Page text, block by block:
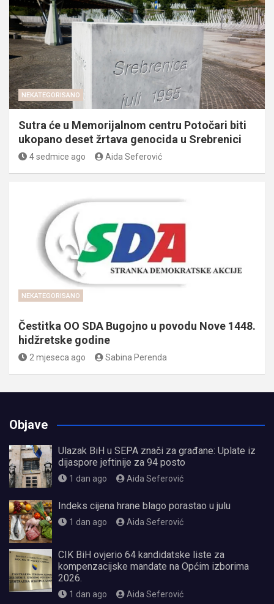
NEKATEGORISANO
Sutra će u Memorijalnom centru Potočari biti
ukopano deset žrtava genocida u Srebrenici
4 sedmice ago Aida Seferović
NEKATEGORISANO
Čestitka OO SDA Bugojno u povodu Nove 1448.
hidžretske godine
2 mjeseca ago Sabina Perenda
Objave
Ulazak BiH u SEPA znači za građane: Uplate iz
dijaspore jeftinije za 94 posto
1 dan ago Aida Seferović
Indeks cijena hrane blago porastao u julu
1 dan ago Aida Seferović
CIK BiH ovjerio 64 kandidatske liste za
kompenzacijske mandate na Općim izborima
2026.
1 dan ago Aida Seferović